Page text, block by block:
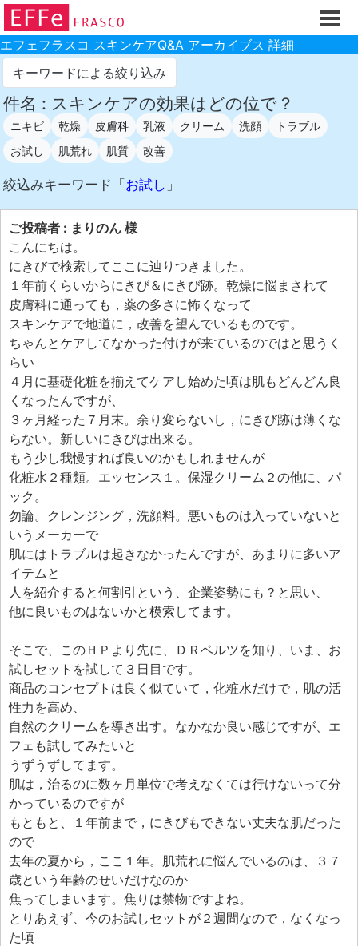
ホーム
ご注文フォーム
初回割引
製品のご案内
お買い物ガイド
スキンケアQ&Aアーカイブス
製品レビュー
スキンケア基礎講座
コスメ辞典 化粧品成分検索
ご購入履歴
ご登録情報
ご紹介(アフェリエイト)制度
エフェ研究所について
お問い合わせフォーム
エフェフラスコ スキンケアQ&A アーカイブス 詳細
キーワードによる絞り込み
件名 : スキンケアの効果はどの位で？
ニキビ 乾燥 皮膚科 乳液 クリーム 洗顔
トラブル
お試し
肌荒れ 肌質 改善
絞込みキーワード「 お試し 」
ご投稿者 : まりのん 様
こんにちは。
にきびで検索してここに辿りつきました。
１年前くらいからにきび＆にきび跡。乾燥に悩まされて
皮膚科に通っても，薬の多さに怖くなって
スキンケアで地道に，改善を望んでいるものです。
ちゃんとケアしてなかった付けが来ているのではと思うく
らい
４月に基礎化粧を揃えてケアし始めた頃は肌もどんどん良
くなったんですが、
３ヶ月経った７月末。余り変らないし，にきび跡は薄くな
らない。新しいにきびは出来る。
もう少し我慢すれば良いのかもしれませんが
化粧水２種類。エッセンス１。保湿クリーム２の他に、パ
ック。
勿論。クレンジング，洗顔料。悪いものは入っていないと
いうメーカーで
肌にはトラブルは起きなかったんですが、あまりに多いア
イテムと
人を紹介すると何割引という、企業姿勢にも？と思い、
他に良いものはないかと模索してます。
そこで、このＨＰより先に、ＤＲベルツを知り、いま、お
試しセットを試して３日目です。
商品のコンセプトは良く似ていて，化粧水だけで，肌の活
性力を高め、
自然のクリームを導き出す。なかなか良い感じですが、エ
フェも試してみたいと
うずうずしてます。
肌は，治るのに数ヶ月単位で考えなくては行けないって分
かっているのですが
もともと、１年前まで，にきびもできない丈夫な肌だった
ので
去年の夏から，ここ１年。肌荒れに悩んでいるのは、３７
歳という年齢のせいだけなのか
焦ってしまいます。焦りは禁物ですよね。
とりあえず、今のお試しセットが２週間なので，なくなっ
た頃